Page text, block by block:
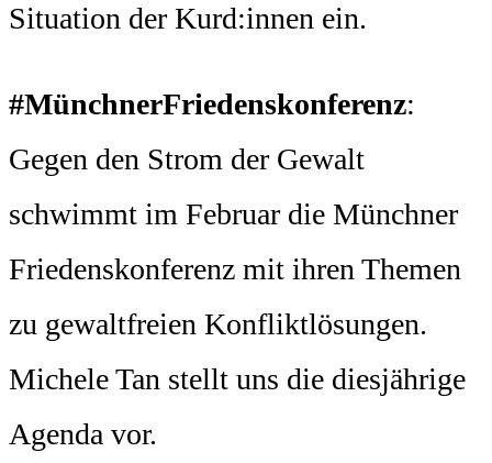
Situation der Kurd:innen ein.
#MünchnerFriedenskonferenz:
Gegen den Strom der Gewalt
schwimmt im Februar die Münchner
Friedenskonferenz mit ihren Themen
zu gewaltfreien Konfliktlösungen.
Michele Tan stellt uns die diesjährige
Agenda vor.